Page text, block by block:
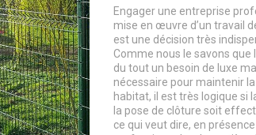
Engager une entreprise
mise en œuvre d’un travail
est une décision très
Comme nous le savons que
du tout un besoin de luxe
nécessaire pour maintenir la
habitat, il est très logique si
la pose de clôture soit
ce qui veut dire, en